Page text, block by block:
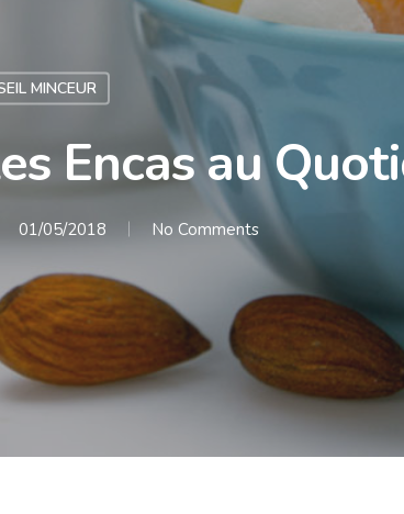
MINCEUR
Encas au
01/05/2018 No Comments